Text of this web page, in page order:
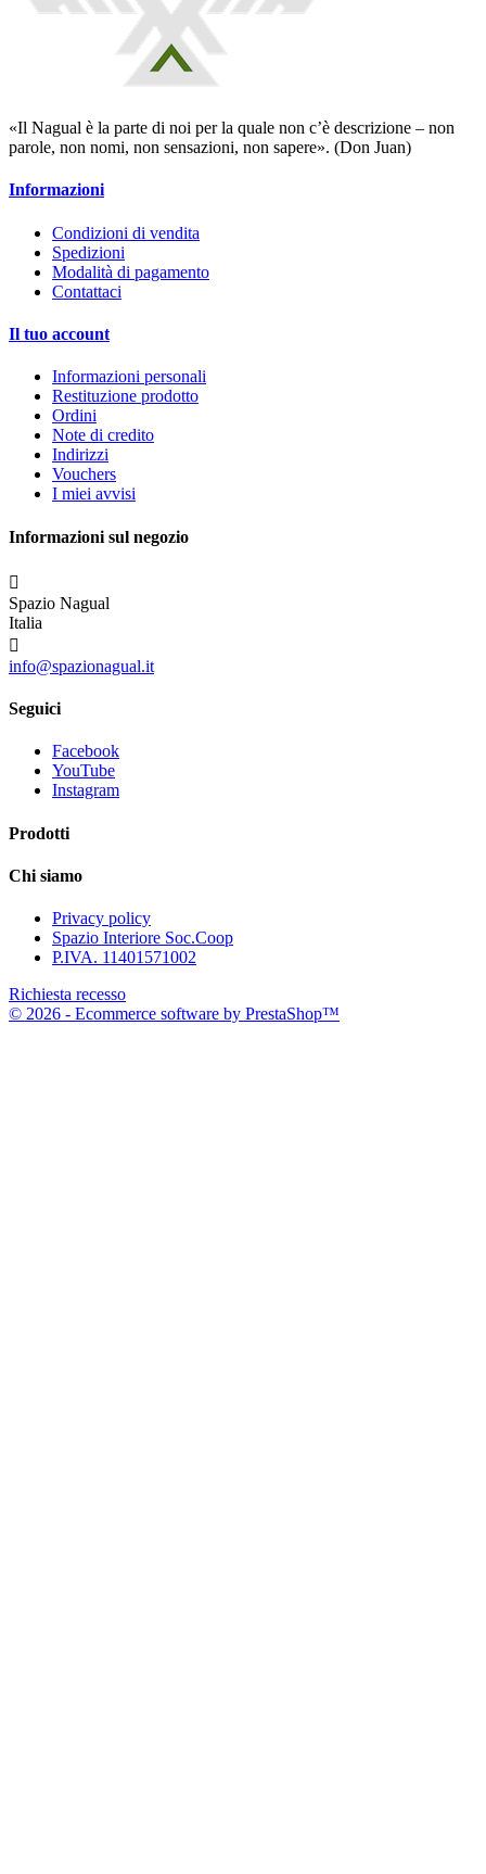
«Il Nagual è la parte di noi per la quale non c’è descrizione – non
parole, non nomi, non sensazioni, non sapere». (Don Juan)
Informazioni
Condizioni di vendita
Spedizioni
Modalità di pagamento
Contattaci
Il tuo account
Informazioni personali
Restituzione prodotto
Ordini
Note di credito
Indirizzi
Vouchers
I miei avvisi
Informazioni sul negozio

Spazio Nagual
Italia

info@spazionagual.it
Seguici
Facebook
YouTube
Instagram
Prodotti
Chi siamo
Privacy policy
Spazio Interiore Soc.Coop
P.IVA. 11401571002
Richiesta recesso
© 2026 - Ecommerce software by PrestaShop™